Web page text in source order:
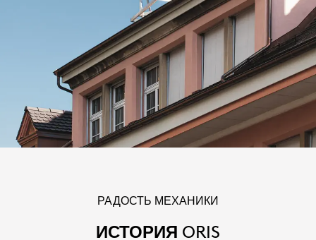
РАДОСТЬ МЕХАНИКИ
ИСТОРИЯ ORIS